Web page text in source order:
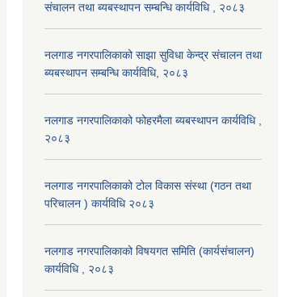
संचालन तथा ब्यबस्थापन सम्बन्धि कार्यविधि , २०८३
नलगाड नगरपालिकाको साझा सुविधा केन्द्र संचालन तथा
ब्यबस्थापन सम्बन्धि कार्यविधि, २०८३
नलगाड नगरपालिकाको फोहरमैला ब्यबस्थापन कार्यविधि ,
२०८३
नलगाड नगरपालिकाको टोल विकास संस्था (गठन तथा
परिचालन ) कार्यविधि २०८३
नलगाड नगरपालिकाको विषयगत समिति (कार्यसंचालन)
कार्यविधि , २०८३